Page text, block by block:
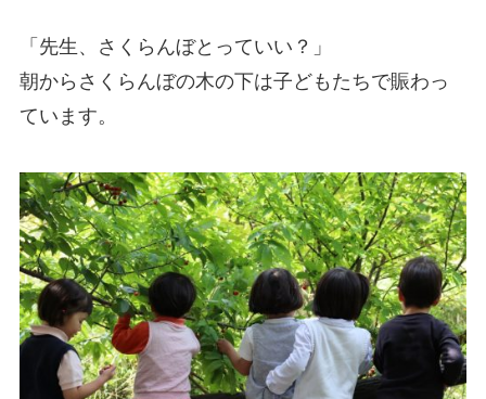
「先生、さくらんぼとっていい？」
朝からさくらんぼの木の下は子どもたちで賑わっ
ています。